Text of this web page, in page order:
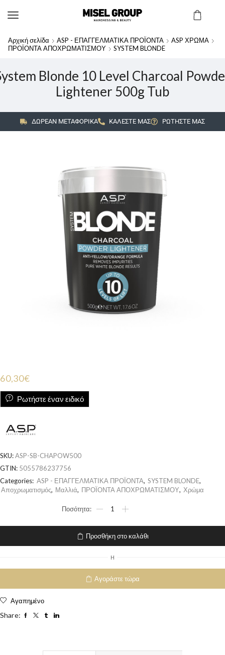
Αρχική σελίδα ASP - ΕΠΑΓΓΕΛΜΑΤΙΚΑ ΠΡΟΪΟΝΤΑ
ASP ΧΡΩΜΑ
ΠΡΟΪΟΝΤΑ ΑΠΟΧΡΩΜΑΤΙΣΜΟΥ
SYSTEM BLONDE
Blonde 10 Level Charcoal
Lightener 500g Tub
ΔΩΡΕΑΝ ΜΕΤΑΦΟΡΙΚΑ ΚΑΛΕΣΤΕ ΜΑΣ ΡΩΤΗΣΤΕ ΜΑΣ
60,30€
Ρωτήστε έναν ειδικό
SKU:ASP-SB-CHAPOW500
GTIN: 5055786237756
Categories: ASP - ΕΠΑΓΓΕΛΜΑΤΙΚΑ ΠΡΟΪΟΝΤΑ, SYSTEM BLONDE,
Αποχρωματισμός, Μαλλιά, ΠΡΟΪΟΝΤΑ ΑΠΟΧΡΩΜΑΤΙΣΜΟΥ, Χρώμα
Προσθήκη στο καλάθι
H
Αγοράστε τώρα
Αγαπημένο
Share: